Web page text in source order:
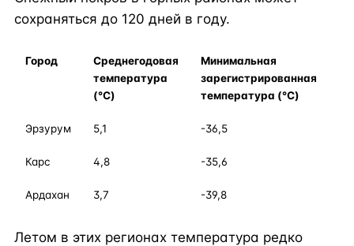
сохраняться до 120 дней в году.
Город
Среднегодовая
температура
(°C)
Минимальная
зарегистрированная
температура (°C)
Эрзурум 5,1 -36,5
Карс 4,8 -35,6
Ардахан 3,7 -39,8
Летом в этих регионах температура редко